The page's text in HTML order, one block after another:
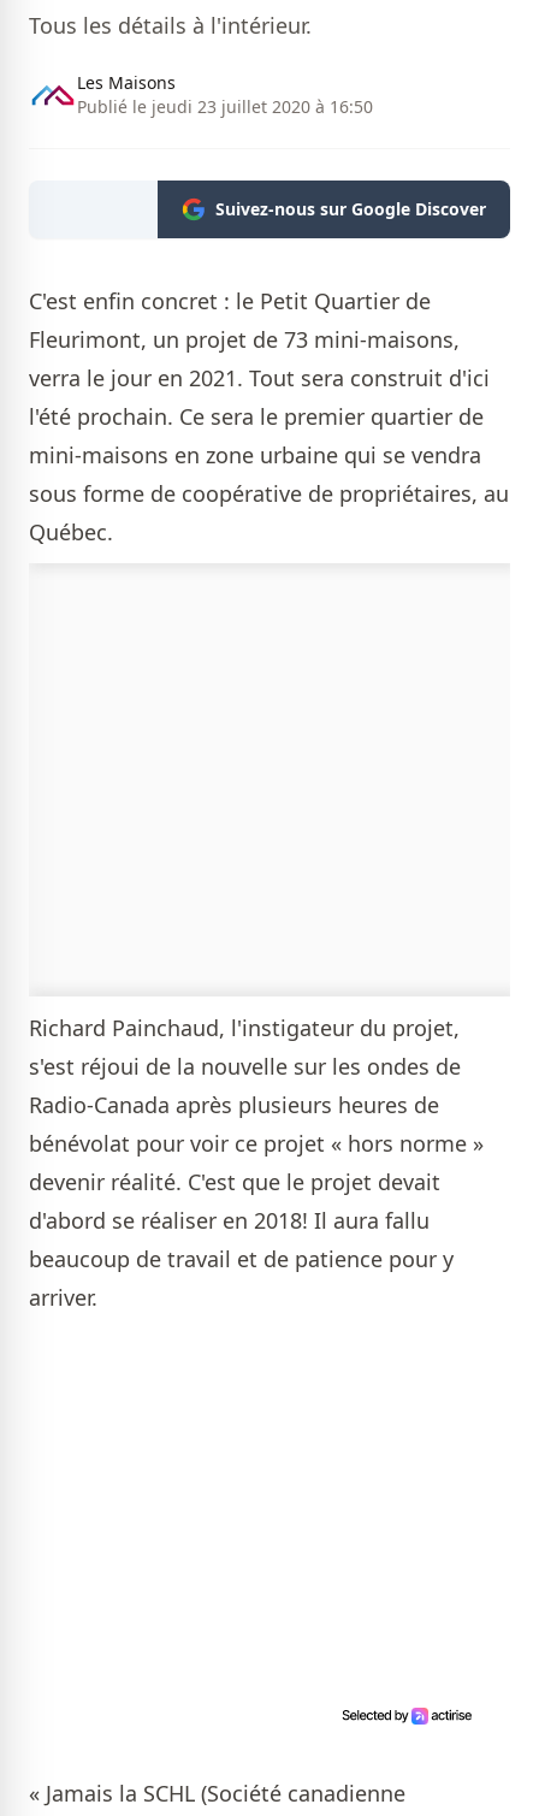
Tous les détails à l'intérieur.
Les Maisons
Publié le jeudi 23 juillet 2020 à 16:50
Suivez-nous sur Google Discover
C'est enfin concret : le Petit Quartier de
Fleurimont, un projet de 73 mini-maisons,
verra le jour en 2021. Tout sera construit d'ici
l'été prochain. Ce sera le premier quartier de
mini-maisons en zone urbaine qui se vendra
sous forme de coopérative de propriétaires, au
Québec.
Richard Painchaud, l'instigateur du projet,
s'est réjoui de la nouvelle sur les ondes de
Radio-Canada après plusieurs heures de
bénévolat pour voir ce projet « hors norme »
devenir réalité. C'est que le projet devait
d'abord se réaliser en 2018! Il aura fallu
beaucoup de travail et de patience pour y
arriver.
« Jamais la SCHL (Société canadienne